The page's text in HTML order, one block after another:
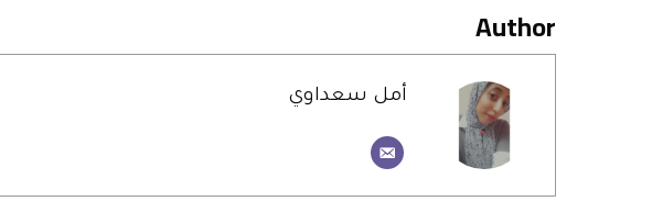
Author
أمل سعداوي